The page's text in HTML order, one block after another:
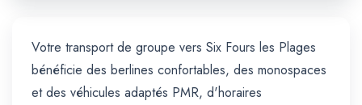
Votre transport de groupe vers Six Fours les Plages
bénéficie des berlines confortables, des monospaces
et des véhicules adaptés PMR, d'horaires